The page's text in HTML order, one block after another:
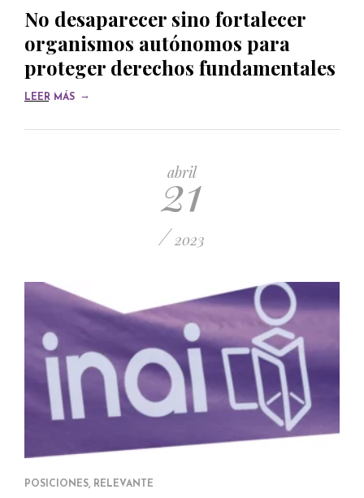
No desaparecer sino fortalecer
organismos autónomos para
proteger derechos fundamentales
LEER MÁS →
abril
21
/ 2023
POSICIONES, RELEVANTE